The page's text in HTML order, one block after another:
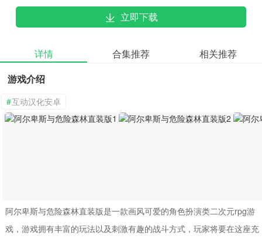
还可以加入公会，与其他公会成员一
立即下载
详情 合集推荐
相关推荐
游戏介绍
#互动汉化安卓
阿尔卑斯与危险森林直装版是一款画风可爱的角色扮演类二次元rpg游
戏，游戏拥有丰富的玩法以及刺激有趣的战斗方式，玩家将要在这座充